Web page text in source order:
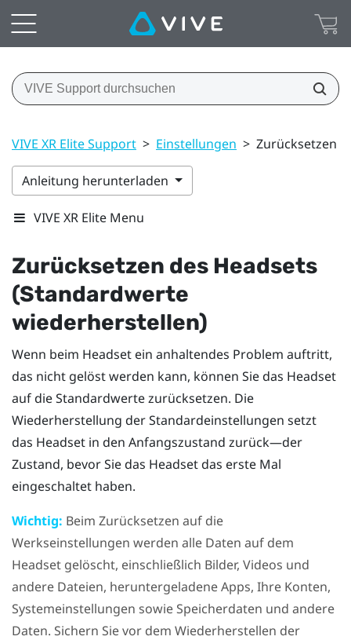
VIVE XR Elite Support > Einstellungen > Zurücksetzen
Anleitung herunterladen
VIVE XR Elite Menu
Zurücksetzen des Headsets
(Standardwerte
wiederherstellen)
Wenn beim Headset ein anhaltendes Problem auftritt,
das nicht gelöst werden kann, können Sie das Headset
auf die Standardwerte zurücksetzen. Die
Wiederherstellung der Standardeinstellungen setzt
das Headset in den Anfangszustand zurück—der
Zustand, bevor Sie das Headset das erste Mal
eingeschaltet haben.
Wichtig: Beim Zurücksetzen auf die
Werkseinstellungen werden alle Daten auf dem
Headset gelöscht, einschließlich Bilder, Videos und
andere Dateien, heruntergeladene Apps, Ihre Konten,
Systemeinstellungen sowie Speicherdaten und andere
Daten. Sichern Sie vor dem Wiederherstellen der